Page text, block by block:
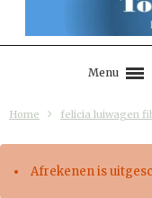
Menu
Home felicia luiwagen
Afrekenen is